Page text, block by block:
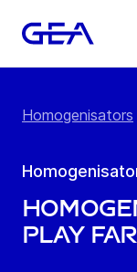
Homogenisators
play